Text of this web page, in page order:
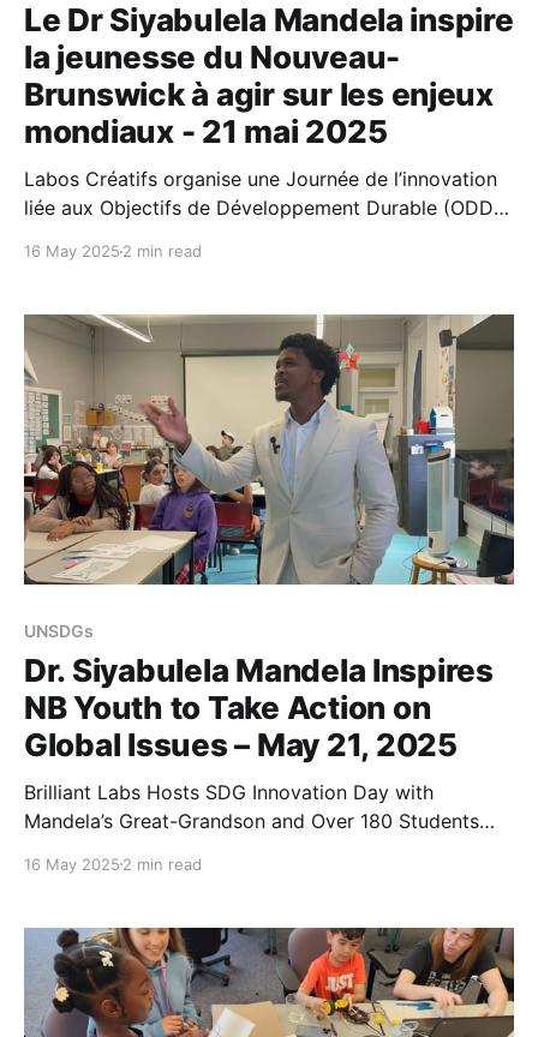
Le Dr Siyabulela Mandela inspire
la jeunesse du Nouveau-
Brunswick à agir sur les enjeux
mondiaux - 21 mai 2025
Labos Créatifs organise une Journée de l’innovation
liée aux Objectifs de Développement Durable (ODD)
élèves Joignez-vous à nous pour partager cette
jeunes et d’échanges autour des enjeux mondiaux et
locaux. Labos Créatifs
16 May 2025 2 min read
UNSDGs
Dr. Siyabulela Mandela Inspires
NB Youth to Take Action on
Global Issues – May 21, 2025
Brilliant Labs Hosts SDG Innovation Day with
Mandela’s Great-Grandson and Over 180 Students
led innovation and global-local dialogue. Brilliant
grandson of Nelson Mandela, for a full day of
inspiring conversations and creative
16 May 2025 2 min read